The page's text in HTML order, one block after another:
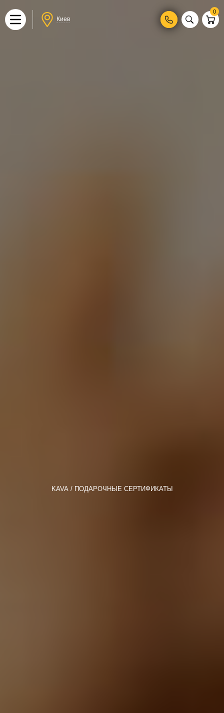
Киев
0
KAVA ПОДАРОЧНЫЕ СЕРТИФИКАТЫ